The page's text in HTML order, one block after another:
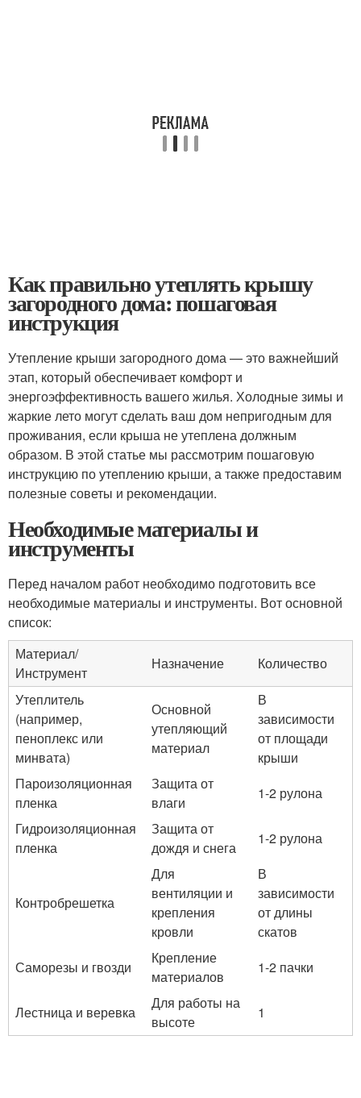
Как правильно утеплять крышу
загородного дома: пошаговая
инструкция
Утепление крыши загородного дома — это важнейший
этап, который обеспечивает комфорт и
энергоэффективность вашего жилья. Холодные зимы и
жаркие лето могут сделать ваш дом непригодным для
проживания, если крыша не утеплена должным
образом. В этой статье мы рассмотрим пошаговую
инструкцию по утеплению крыши, а также предоставим
полезные советы и рекомендации.
Необходимые материалы и
инструменты
Перед началом работ необходимо подготовить все
необходимые материалы и инструменты. Вот основной
список:
Материал/
Инструмент
Назначение
Количество
Утеплитель
(например,
пеноплекс или
минвата)
Основной
утепляющий
материал
В
зависимости
от площади
крыши
Пароизоляционная
пленка
Защита от
влаги
1-2 рулона
Гидроизоляционная
пленка
Защита от
дождя и снега
1-2 рулона
Контробрешетка
Для
вентиляции и
крепления
кровли
В
зависимости
от длины
скатов
Саморезы и гвозди
Крепление
материалов
1-2 пачки
Лестница и веревка
Для работы на
высоте
1